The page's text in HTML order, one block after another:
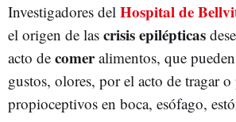
Investigadores del Hospital de
el origen de las crisis epilépticas
acto de comeralimentos, que
gustos, olores, por el acto de tragar
propioceptivos en boca, esófago,